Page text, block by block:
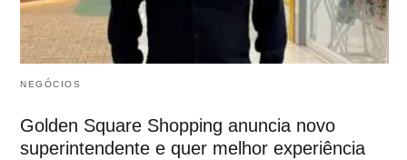
NEGÓCIOS
Golden Square Shopping anuncia novo
superintendente e quer melhor experiência